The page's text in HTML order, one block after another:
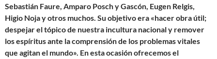
Sebastián Faure, Amparo Posch y Gascón, Eugen Relgis,
Higio Noja y otros muchos. Su objetivo era «hacer obra útil;
despejar el tópico de nuestra incultura nacional y remover
los espíritus ante la comprensión de los problemas vitales
que agitan el mundo». En esta ocasión ofrecemos el